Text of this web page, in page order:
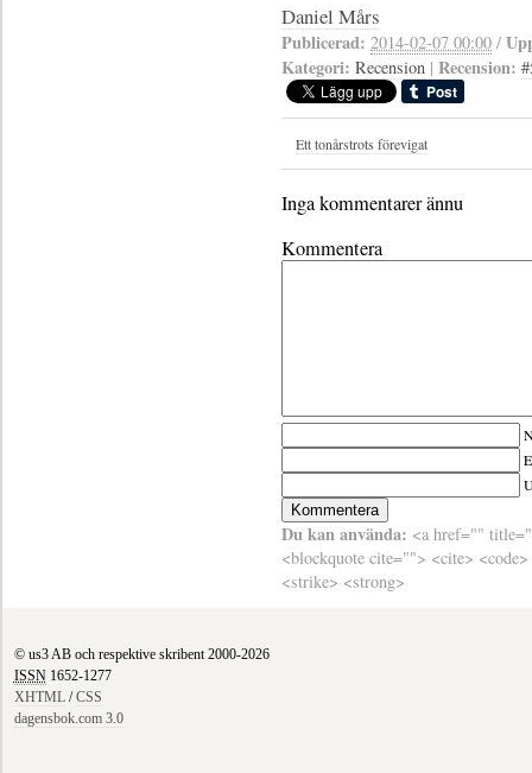
Daniel Mårs
Publicerad: 2014-02-07 00:00 /
Kategori: Recension | Recension:
Ett tonårstrots förevigat
Inga kommentarer ännu
Kommentera
Du kan använda: <a href=""
<blockquote cite=""> <cite>
<strike> <strong>
© us3 AB och respektive skribent 2000-2026
ISSN1652-1277
XHTML/CSS
dagensbok.com 3.0